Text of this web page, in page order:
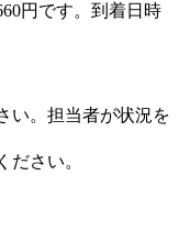
円です。到着日時
い。担当者が状況を
さい。